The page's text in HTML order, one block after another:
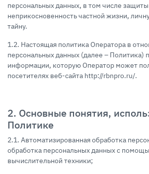
персональных данных, в том числе
неприкосновенность частной жизни,
тайну.
1.2. Настоящая политика Оператора в
персональных данных (далее – Политика)
информации, которую Оператор может
посетителях веб-сайта http://rbnpro.ru/.
2. Основные понятия,
Политике
2.1. Автоматизированная обработка
обработка персональных данных с
вычислительной техники;